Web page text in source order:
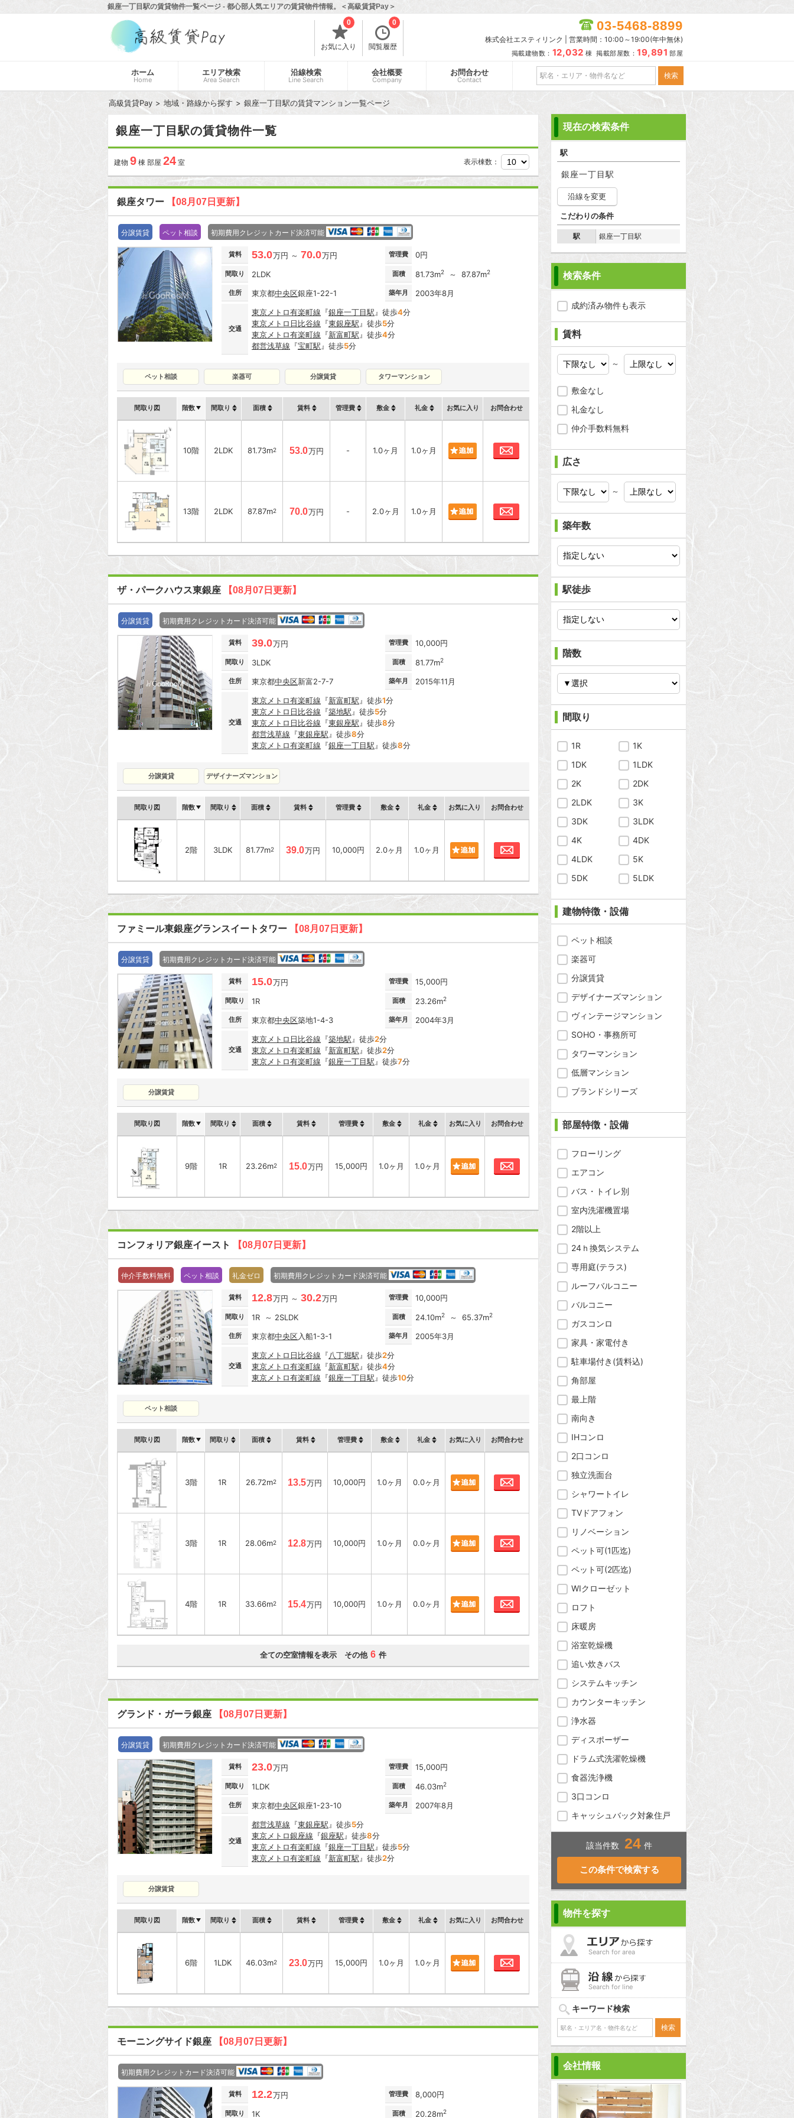
銀座一丁目駅の賃貸物件一覧ページ - 都心部人気エリアの賃貸物件情報。＜高級賃貸Pay＞
お気に入り
0
閲覧履歴
0 03-5468-8899
株式会社エスティリンク | 営業時間：10:00～19:00(年中無休)
掲載建物数： 12,032 棟 掲載部屋数： 19,891 部屋
ホーム
Home
エリア検索
Area Search
沿線検索
Line Search
会社概要
Company
お問合わせ
Contact
高級賃貸Pay 地域・路線から探す 銀座一丁目駅の賃貸マンション一覧ページ
銀座一丁目駅の賃貸物件一覧
建物 9 棟 部屋 24 室 表示棟数：
銀座タワー 【08月07日更新】
分譲賃貸 ペット相談 初期費用クレジットカード決済可能
賃料 53.0万円 ～ 70.0万円 管理費 0円
間取り 2LDK 面積 81.73m2 ～ 87.87m2
住所 東京都中央区銀座1-22-1 築年月 2003年8月
交通
東京メトロ有楽町線 『銀座一丁目駅 』徒歩4分
東京メトロ日比谷線 『東銀座駅 』徒歩5分
東京メトロ有楽町線 『新富町駅 』徒歩4分
都営浅草線 『宝町駅 』徒歩5分
ペット相談 楽器可 分譲賃貸 タワーマンション
間取り図 階数 間取り 面積 賃料 管理費 敷金 礼金 お気に入り お問合わせ
10階 2LDK 81.73m2 53.0万円 - 1.0ヶ月 1.0ヶ月 お問合わせ
13階 2LDK 87.87m2 70.0万円 - 2.0ヶ月 1.0ヶ月 お問合わせ
ザ・パークハウス東銀座 【08月07日更新】
分譲賃貸 初期費用クレジットカード決済可能
賃料 39.0万円 管理費 10,000円
間取り 3LDK 面積 81.77m2
住所 東京都中央区新富2-7-7 築年月 2015年11月
交通
東京メトロ有楽町線 『新富町駅 』徒歩1分
東京メトロ日比谷線 『築地駅 』徒歩5分
東京メトロ日比谷線 『東銀座駅 』徒歩8分
都営浅草線 『東銀座駅 』徒歩8分
東京メトロ有楽町線 『銀座一丁目駅 』徒歩8分
分譲賃貸 デザイナーズマンション
間取り図 階数 間取り 面積 賃料 管理費 敷金 礼金 お気に入り お問合わせ
2階 3LDK 81.77m2 39.0万円 10,000円 2.0ヶ月 1.0ヶ月 お問合わせ
ファミール東銀座グランスイートタワー 【08月07日更新】
分譲賃貸 初期費用クレジットカード決済可能
賃料 15.0万円 管理費 15,000円
間取り 1R 面積 23.26m2
住所 東京都中央区築地1-4-3 築年月 2004年3月
交通
東京メトロ日比谷線 『築地駅 』徒歩2分
東京メトロ有楽町線 『新富町駅 』徒歩2分
東京メトロ有楽町線 『銀座一丁目駅 』徒歩7分
分譲賃貸
間取り図 階数 間取り 面積 賃料 管理費 敷金 礼金 お気に入り お問合わせ
9階 1R 23.26m2 15.0万円 15,000円 1.0ヶ月 1.0ヶ月 お問合わせ
コンフォリア銀座イースト 【08月07日更新】
仲介手数料無料 ペット相談 礼金ゼロ 初期費用クレジットカード決済可能
賃料 12.8万円 ～ 30.2万円 管理費 10,000円
間取り 1R ～ 2SLDK 面積 24.10m2 ～ 65.37m2
住所 東京都中央区入船1-3-1 築年月 2005年3月
交通
東京メトロ日比谷線 『八丁堀駅 』徒歩2分
東京メトロ有楽町線 『新富町駅 』徒歩4分
東京メトロ有楽町線 『銀座一丁目駅 』徒歩10分
ペット相談
間取り図 階数 間取り 面積 賃料 管理費 敷金 礼金 お気に入り お問合わせ
3階 1R 26.72m2 13.5万円 10,000円 1.0ヶ月 0.0ヶ月 お問合わせ
3階 1R 28.06m2 12.8万円 10,000円 1.0ヶ月 0.0ヶ月 お問合わせ
4階 1R 33.66m2 15.4万円 10,000円 1.0ヶ月 0.0ヶ月
全ての空室情報を表示 その他 6 件
グランド・ガーラ銀座 【08月07日更新】
分譲賃貸 初期費用クレジットカード決済可能
賃料 23.0万円 管理費 15,000円
間取り 1LDK 面積 46.03m2
住所 東京都中央区銀座1-23-10 築年月 2007年8月
交通
都営浅草線 『東銀座駅 』徒歩5分
東京メトロ銀座線 『銀座駅 』徒歩8分
東京メトロ有楽町線 『銀座一丁目駅 』徒歩5分
東京メトロ有楽町線 『新富町駅 』徒歩2分
分譲賃貸
間取り図 階数 間取り 面積 賃料 管理費 敷金 礼金 お気に入り お問合わせ
6階 1LDK 46.03m2 23.0万円 15,000円 1.0ヶ月 1.0ヶ月
モーニングサイド銀座 【08月07日更新】
初期費用クレジットカード決済可能
賃料 12.2万円 管理費 8,000円
間取り 1K 面積 20.28m2
現在の検索条件
駅
銀座一丁目駅
沿線を変更
こだわりの条件
駅 銀座一丁目駅
検索条件
成約済み物件も表示
賃料
～
敷金なし
礼金なし
仲介手数料無料
広さ
～
築年数
駅徒歩
階数
間取り
1R
1K
1DK
1LDK
2K
2DK
2LDK
3K
3DK
3LDK
4K
4DK
4LDK
5K
5DK
5LDK
建物特徴・設備
ペット相談
楽器可
分譲賃貸
デザイナーズマンション
ヴィンテージマンション
SOHO・事務所可
タワーマンション
低層マンション
ブランドシリーズ
部屋特徴・設備
フローリング
エアコン
バス・トイレ別
室内洗濯機置場
2階以上
24ｈ換気システム
専用庭(テラス)
ルーフバルコニー
バルコニー
ガスコンロ
家具・家電付き
駐車場付き(賃料込)
角部屋
最上階
南向き
IHコンロ
2口コンロ
独立洗面台
シャワートイレ
TVドアフォン
リノベーション
ペット可(1匹迄)
ペット可(2匹迄)
WIクローゼット
ロフト
床暖房
浴室乾燥機
追い炊きバス
システムキッチン
カウンターキッチン
浄水器
ディスポーザー
ドラム式洗濯乾燥機
食器洗浄機
3口コンロ
キャッシュバック対象住戸
該当件数 24 件
物件を探す
Search for area
Search for line
キーワード検索
会社情報